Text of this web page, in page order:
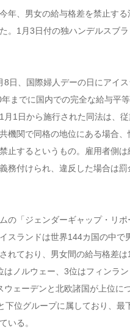
年、男女の給与格差を禁止する
。1月3日付の独ハンデルスブ
8日、国際婦人デーの日にアイ
までに国内での完全な給与平
月1日から施行された同法は、
機関で同格の地位にある場合
止するというもの。雇用者側は
務付けられ、違反した場合は罰
の「ジェンダーギャップ・リポ
スランドは世界144カ国の中で
れており、男女間の給与格差は
はノルウェー、3位はフィンラ
ウェーデンと北欧諸国が上位に
下位グループに属しており、最
いる。